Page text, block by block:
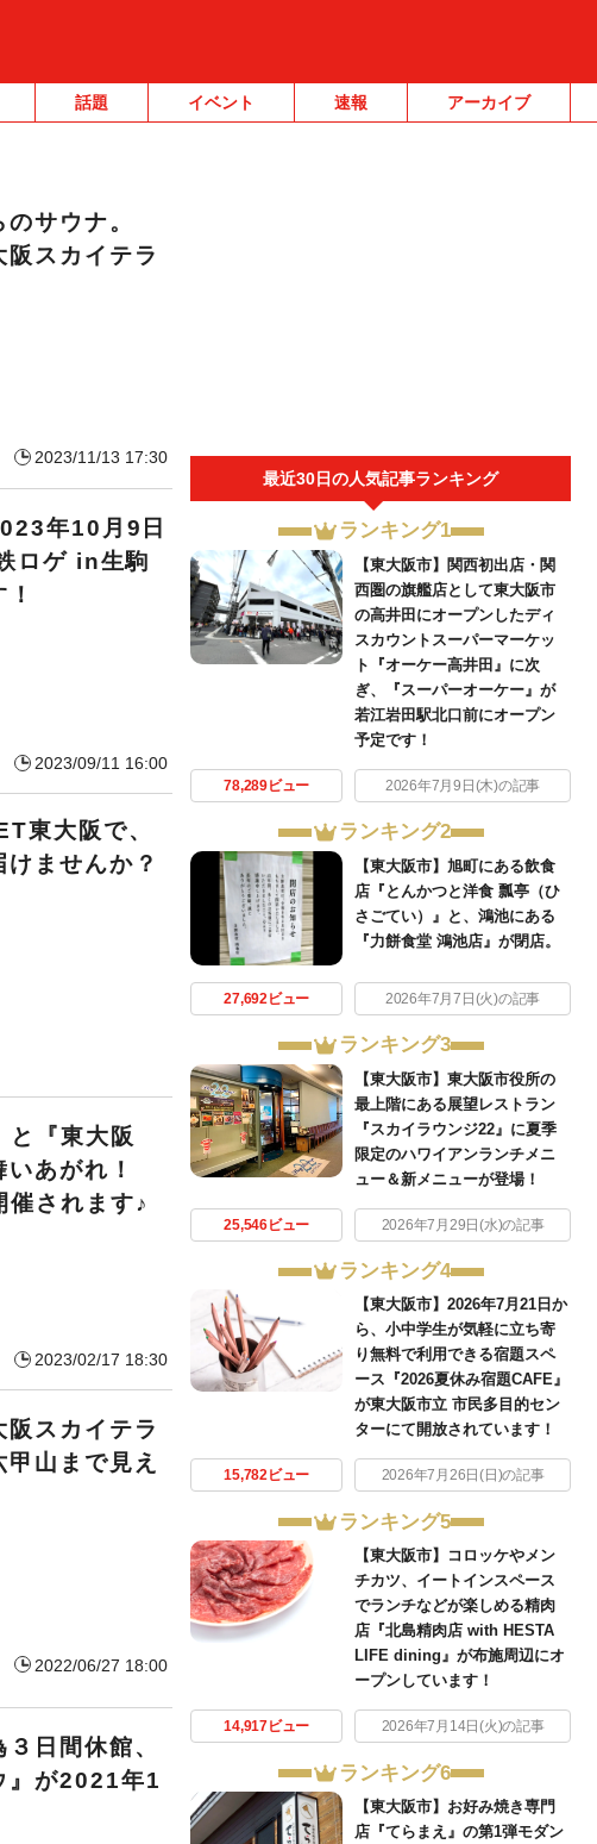
話題 イベント 速報 アーカイブ
サウナ。
阪スカイテラ
2023/11/13 17:30
年10月9日
ロゲ in生駒
2023/09/11 16:00
東大阪で、
ませんか？
と『東大阪
あがれ！
されます♪
2023/02/17 18:30
阪スカイテラ
山まで見え
2022/06/27 18:00
日間休館、
』が2021年1
最近30日の人気記事ランキング
ランキング1
【東大阪市】関西初出店・関
西圏の旗艦店として東大阪市
の高井田にオープンしたディ
スカウントスーパーマーケッ
ト『オーケー高井田』に次
ぎ、『スーパーオーケー』が
若江岩田駅北口前にオープン
予定です！
78,289ビュー 2026年7月9日(木)の記事
ランキング2
【東大阪市】旭町にある飲食
店『とんかつと洋食 瓢亭（ひ
さごてい）』と、鴻池にある
『力餅食堂 鴻池店』が閉店。
27,692ビュー 2026年7月7日(火)の記事
ランキング3
【東大阪市】東大阪市役所の
最上階にある展望レストラン
『スカイラウンジ22』に夏季
限定のハワイアンランチメニ
ュー＆新メニューが登場！
25,546ビュー 2026年7月29日(水)の記事
ランキング4
【東大阪市】2026年7月21日か
ら、小中学生が気軽に立ち寄
り無料で利用できる宿題スペ
ース『2026夏休み宿題CAFE』
が東大阪市立 市民多目的セン
ターにて開放されています！
15,782ビュー 2026年7月26日(日)の記事
ランキング5
【東大阪市】コロッケやメン
チカツ、イートインスペース
でランチなどが楽しめる精肉
店『北島精肉店 with HESTA
LIFE dining』が布施周辺にオ
ープンしています！
14,917ビュー 2026年7月14日(火)の記事
ランキング6
【東大阪市】お好み焼き専門
店『てらまえ』の第1弾モダン